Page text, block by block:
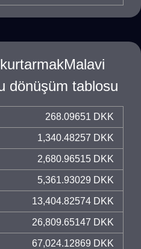
dönüşüm tablosu
268.09651 DKK
1,340.48257 DKK
2,680.96515 DKK
5,361.93029 DKK
13,404.82574 DKK
26,809.65147 DKK
67,024.12869 DKK